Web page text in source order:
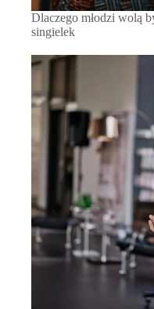
Dlaczego młodzi wolą
singielek